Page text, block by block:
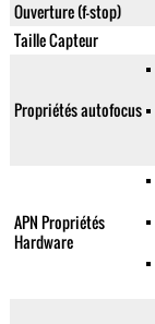
Ouverture (f-stop)
Taille Capteur
Propriétés autofocus
APN Propriétés
Hardware